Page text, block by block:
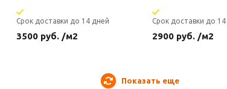
Срок доставки до 14 дней
3500руб. /м2
Срок доставки до
2900 руб. /м2
Показать еще